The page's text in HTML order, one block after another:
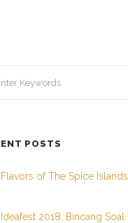
POSTS
of The Spice Islands
2018, Bincang Soal